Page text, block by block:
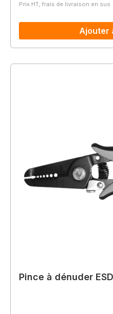
Prix HT, frais de livraison en sus
Ajouter
Pince à dénuder